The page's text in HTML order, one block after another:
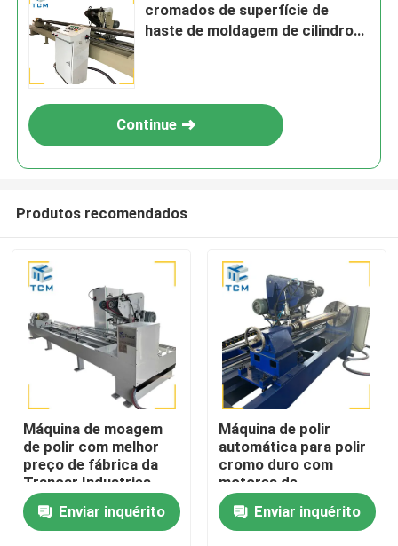
Para casa
Produtos
cromados de superfície de
haste de moldagem de cilindros
Continue
Produtos recomendados
Máquina de moagem
de polir com melhor
preço de fábrica da
Trancar Industries
Enviar inquérito
Máquina de polir
automática para polir
cromo duro com
motores de
rectificação de dupla
frequência variável e
rugosidade de
Enviar inquérito